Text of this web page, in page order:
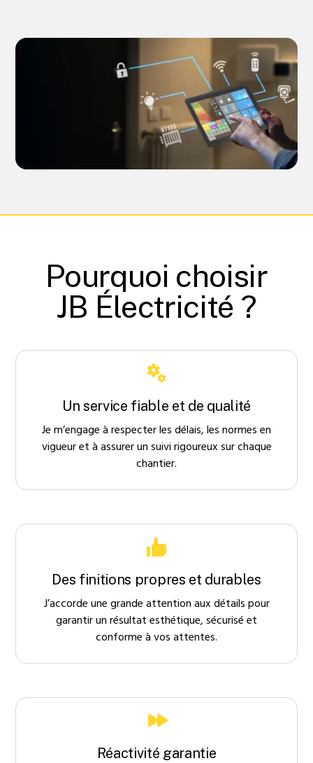
Pourquoi choisir
JB Électricité ?
Un service fiable et de qualité
Je m’engage à respecter les délais, les normes en
vigueur et à assurer un suivi rigoureux sur chaque
chantier.
Des finitions propres et durables
J’accorde une grande attention aux détails pour
garantir un résultat esthétique, sécurisé et
conforme à vos attentes.
Réactivité garantie